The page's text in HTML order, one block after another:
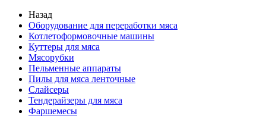
Назад
Оборудование для переработки мяса
Котлетоформовочные машины
Куттеры для мяса
Мясорубки
Пельменные аппараты
Пилы для мяса ленточные
Слайсеры
Тендерайзеры для мяса
Фаршемесы